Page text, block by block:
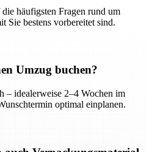
häufigsten Fragen rund um
Sie bestens vorbereitet sind.
Umzug buchen?
– idealerweise 2–4 Wochen im
optimal einplanen.